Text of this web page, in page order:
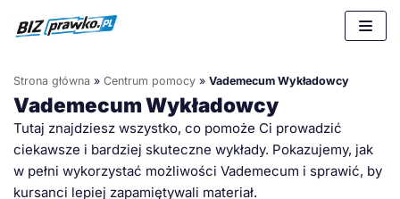
Przejdź
do
Strona główna » Centrum pomocy » Vademecum Wykładowcy
Vademecum Wykładowcy
Tutaj znajdziesz wszystko, co pomoże Ci prowadzić
ciekawsze i bardziej skuteczne wykłady. Pokazujemy, jak
w pełni wykorzystać możliwości Vademecum i sprawić, by
kursanci lepiej zapamiętywali materiał.